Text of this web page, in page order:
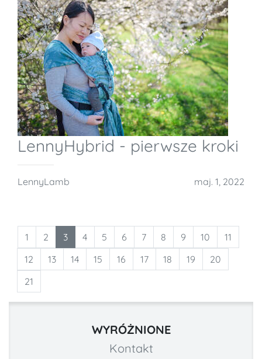
LennyHybrid - pierwsze kroki
LennyLamb maj. 1, 2022
1 2 3 4 5 6 7 8 9 10
11
12
13 14 15 16 17 18 19
20
21
WYRÓŻNIONE
Kontakt